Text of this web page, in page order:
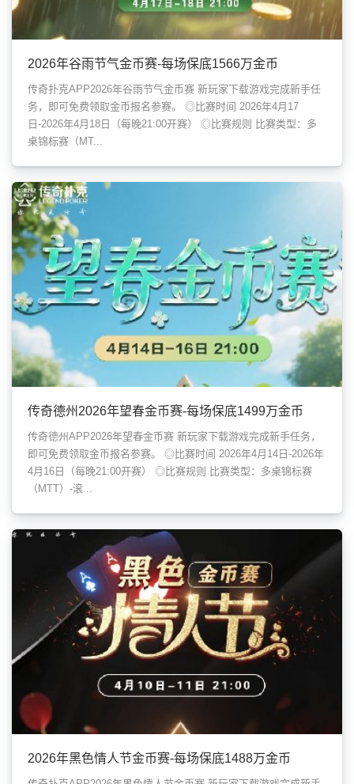
2026年谷雨节气金币赛-每场保底1566万金币
传奇扑克APP2026年谷雨节气金币赛 新玩家下载游戏完成新手任
务，即可免费领取金币报名参赛。 ◎比赛时间 2026年4月17
日-2026年4月18日（每晚21:00开赛） ◎比赛规则 比赛类型：多
桌锦标赛（MT...
传奇德州2026年望春金币赛-每场保底1499万金币
传奇德州APP2026年望春金币赛 新玩家下载游戏完成新手任务，
即可免费领取金币报名参赛。 ◎比赛时间 2026年4月14日-2026年
4月16日（每晚21:00开赛） ◎比赛规则 比赛类型：多桌锦标赛
（MTT）-滚...
2026年黑色情人节金币赛-每场保底1488万金币